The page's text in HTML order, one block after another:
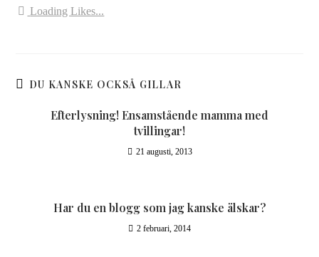
Loading Likes...
DU KANSKE OCKSÅ GILLAR
Efterlysning! Ensamstående mamma med
tvillingar!
21 augusti, 2013
Har du en blogg som jag kanske älskar?
2 februari, 2014